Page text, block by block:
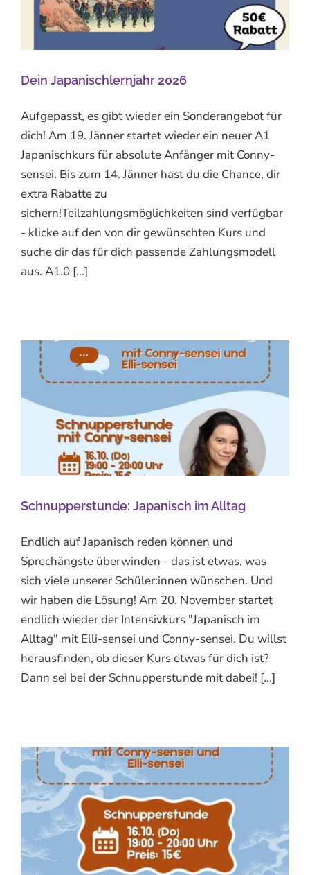
Dein Japanischlernjahr 2026
Aufgepasst, es gibt wieder ein Sonderangebot für
dich! Am 19. Jänner startet wieder ein neuer A1
Japanischkurs für absolute Anfänger mit Conny-
sensei. Bis zum 14. Jänner hast du die Chance, dir
extra Rabatte zu
sichern!Teilzahlungsmöglichkeiten sind verfügbar
- klicke auf den von dir gewünschten Kurs und
suche dir das für dich passende Zahlungsmodell
aus. A1.0 [...]
Schnupperstunde: Japanisch im Alltag
Endlich auf Japanisch reden können und
Sprechängste überwinden - das ist etwas, was
sich viele unserer Schüler:innen wünschen. Und
wir haben die Lösung! Am 20. November startet
endlich wieder der Intensivkurs "Japanisch im
Alltag" mit Elli-sensei und Conny-sensei. Du willst
herausfinden, ob dieser Kurs etwas für dich ist?
Dann sei bei der Schnupperstunde mit dabei! [...]